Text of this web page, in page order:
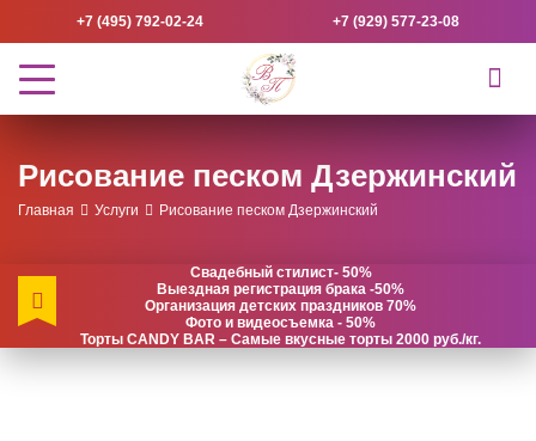
+7 (495) 792-02-24 +7 (929) 577-23-08
Рисование песком Дзержинский
Главная Услуги Рисование песком Дзержинский
Свадебный стилист- 50%
Выездная регистрация брака -50%
Организация детских праздников 70%
Фото и видеосъемка - 50%
Торты CANDY BAR – Самые вкусные торты 2000 руб./кг.